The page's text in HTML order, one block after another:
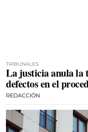
TRIBUNALES
La justicia anula la
defectos en el
REDACCIÓN